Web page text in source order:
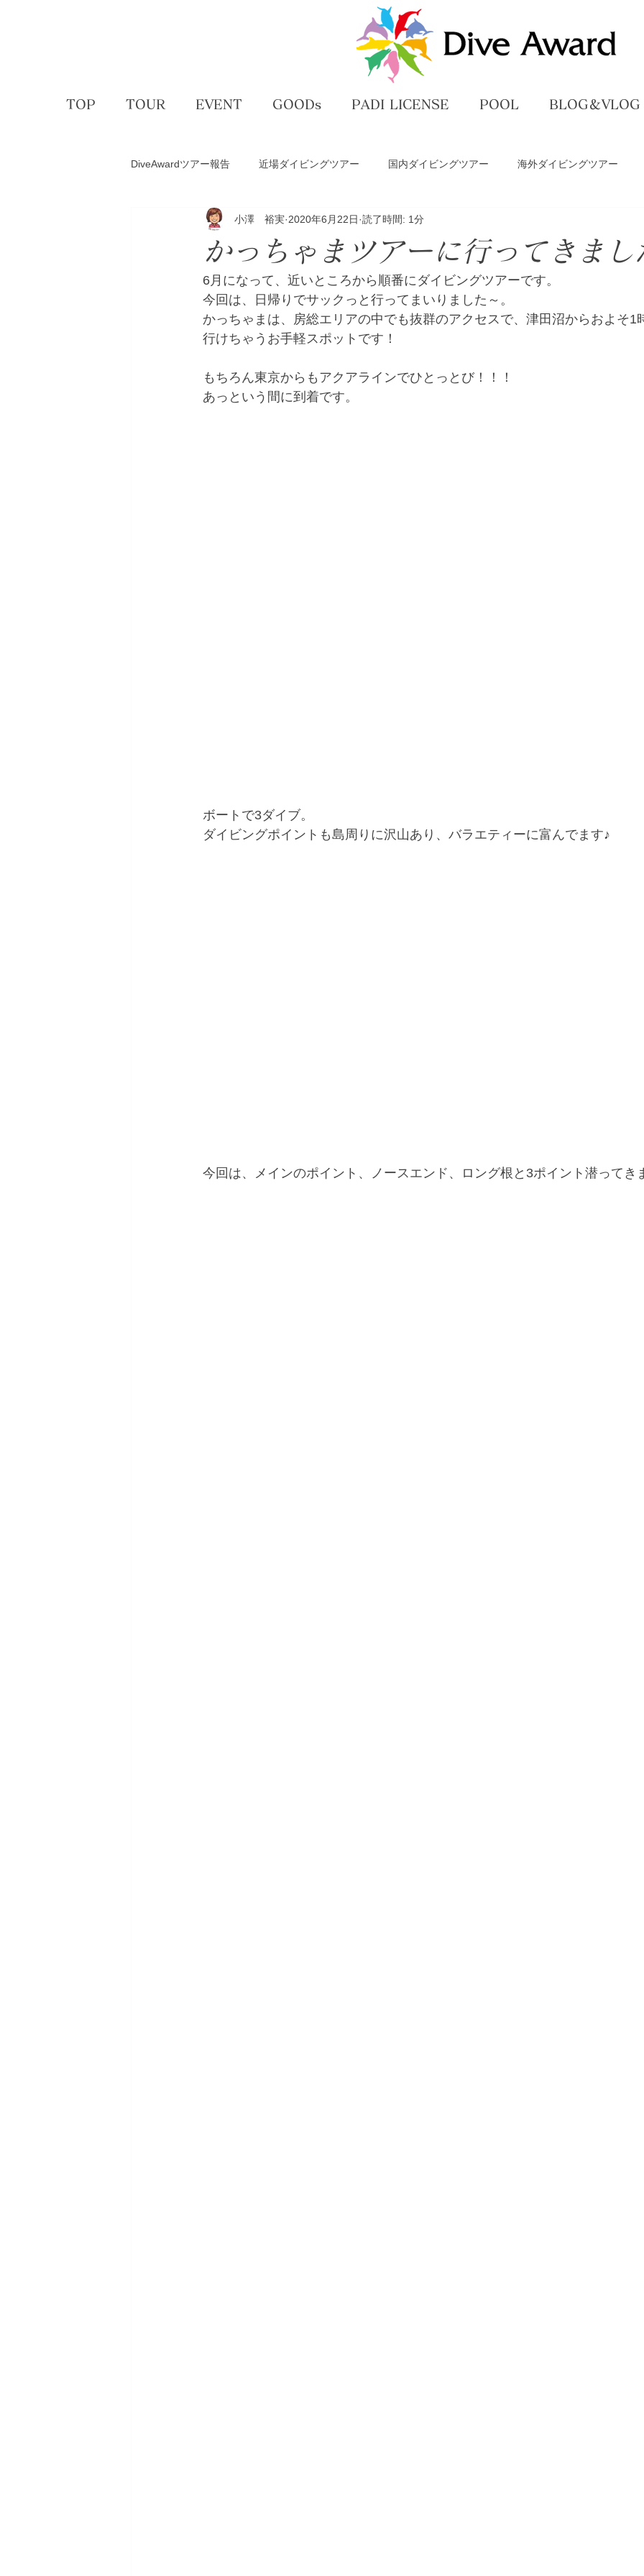
TOP TOUR EVENT GOODs PADI LICENSE POOL BLOG＆VLOG
DiveAwardツアー報告 近場ダイビングツアー 国内ダイビングツアー 海外ダイビングツアー
アクティビティー ゴルフコンペ ダイビングライセンス講習
スキー＆スノボ 体験ダイビング
かっちゃまツアーに行ってきまし
小澤 裕実 2020年6月22日 読了時間: 1分
6月になって、近いところから順番にダイビングツアーです。
今回は、日帰りでサックっと行ってまいりました～。
かっちゃまは、房総エリアの中でも抜群のアクセスで、津田沼からおよそ1
行けちゃうお手軽スポットです！
もちろん東京からもアクアラインでひとっとび！！！
あっという間に到着です。
ボートで3ダイブ。
ダイビングポイントも島周りに沢山あり、バラエティーに富んでます♪
今回は、メインのポイント、ノースエンド、ロング根と3ポイント潜ってき